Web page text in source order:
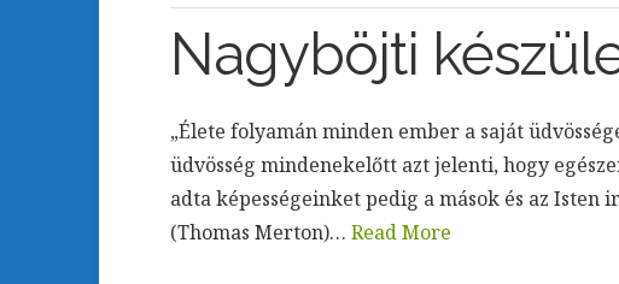
Nagyböjti
„Élete folyamán minden ember a saját
üdvösség mindenekelőtt azt jelenti, hogy
adta képességeinket pedig a mások és az
(Thomas Merton)…Read More